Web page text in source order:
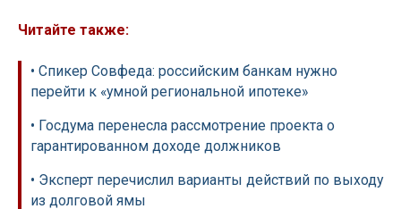
Читайте также:
• Спикер Совфеда: российским банкам нужно
перейти к «умной региональной ипотеке»
• Госдума перенесла рассмотрение проекта о
гарантированном доходе должников
• Эксперт перечислил варианты действий по выходу
из долговой ямы